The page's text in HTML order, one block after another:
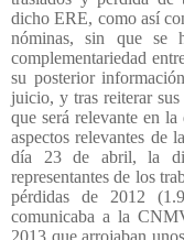
dicho ERE, como así
nóminas, sin que se
complementariedad
su posterior
juicio, y tras reiterar
que será relevante en
aspectos relevantes de
día 23 de abril, la
representantes de los
pérdidas de 2012
comunicaba a la
2013 que arrojaban